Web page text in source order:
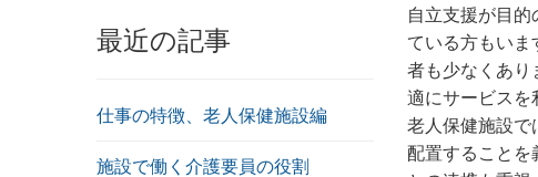
最近の記事
仕事の特徴、老人保健施設編
施設で働く介護要員の役割
自立支援が目
ている方もい
者も少なくあ
適にサービスを
老人保健施設で
配置することを